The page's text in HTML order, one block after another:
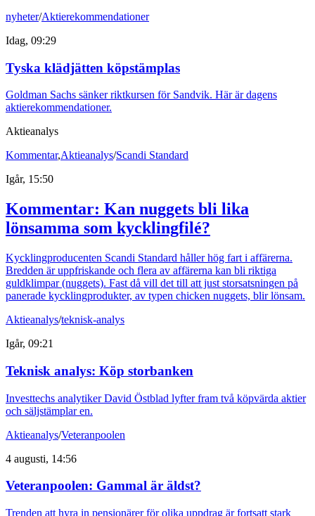
nyheter/Aktierekommendationer
Idag, 09:29
Tyska klädjätten köpstämplas
Goldman Sachs sänker riktkursen för Sandvik. Här är dagens
aktierekommendationer.
Aktieanalys
Kommentar,Aktieanalys/Scandi Standard
Igår, 15:50
Kommentar: Kan nuggets bli lika
lönsamma som kycklingfilé?
Kycklingproducenten Scandi Standard håller hög fart i affärerna.
Bredden är uppfriskande och flera av affärerna kan bli riktiga
guldklimpar (nuggets). Fast då vill det till att just storsatsningen på
panerade kycklingprodukter, av typen chicken nuggets, blir lönsam.
Aktieanalys/teknisk-analys
Igår, 09:21
Teknisk analys: Köp storbanken
Investtechs analytiker David Östblad lyfter fram två köpvärda aktier
och säljstämplar en.
Aktieanalys/Veteranpoolen
4 augusti, 14:56
Veteranpoolen: Gammal är äldst?
Trenden att hyra in pensionärer för olika uppdrag är fortsatt stark